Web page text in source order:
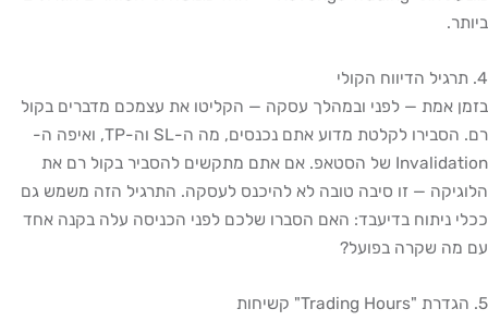
ביותר.
4. תרגיל הדיווח הקולי
בזמן אמת — לפני ובמהלך עסקה — הקליטו את עצמכם מדברים בקול
רם. הסבירו לקלטת מדוע אתם נכנסים, מה ה-SL וה-TP, ואיפה ה-
Invalidation של הסטאפ. אם אתם מתקשים להסביר בקול רם את
הלוגיקה — זו סיבה טובה לא להיכנס לעסקה. התרגיל הזה משמש גם
ככלי ניתוח בדיעבד: האם הסברו שלכם לפני הכניסה עלה בקנה אחד
עם מה שקרה בפועל?
5. הגדרת "Trading Hours" קשיחות